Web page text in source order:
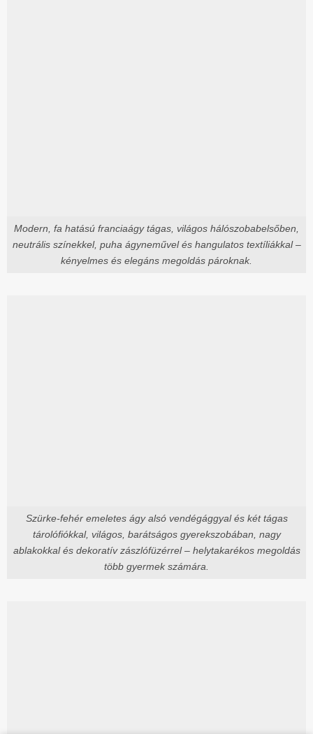
Modern, fa hatású franciaágy tágas, világos hálószobabelsőben,
neutrális színekkel, puha ágyneművel és hangulatos textíliákkal –
kényelmes és elegáns megoldás pároknak.
Szürke-fehér emeletes ágy alsó vendégággyal és két tágas
tárolófiókkal, világos, barátságos gyerekszobában, nagy
ablakokkal és dekoratív zászlófüzérrel – helytakarékos megoldás
több gyermek számára.